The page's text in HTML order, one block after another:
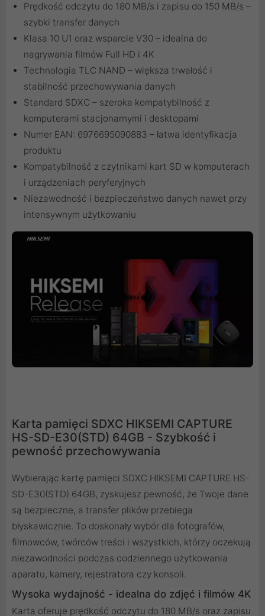
Prędkość odczytu do 180 MB/s i zapisu do 150 MB/s –
szybki transfer danych
Klasa 10 U1 oraz wsparcie V30 – idealna do
nagrywania filmów Full HD i 4K
Technologia TLC NAND – większa trwałość i
stabilność przechowywania danych
Standard SDXC – szeroka kompatybilność z
komputerami stacjonarnymi i desktopami
Numer EAN: 6976695090883 – łatwa identyfikacja
produktu
Kompatybilność z czytnikami kart SD w komputerach
i urządzeniach peryferyjnych
Niezawodność i bezpieczeństwo danych nawet przy
intensywnym użytkowaniu
Karta pamięci SDXC HIKSEMI CAPTURE
HS-SD-E30(STD) 64GB - Szybkość i
pewność przechowywania
Wybierając kartę pamięci SDXC HIKSEMI CAPTURE HS-
SD-E30(STD) 64GB, zyskujesz pewność, że Twoje dane
są bezpieczne, a transfer plików przebiega
błyskawicznie. To doskonały wybór dla fotografów,
filmowców, twórców treści i wszystkich, którzy oczekują
niezawodności podczas codziennego użytkowania
aparatu, kamery, rejestratora czy konsoli.
Wysoka wydajność - idealna do zdjęć i filmów 4K
Karta oferuje prędkość odczytu do 180 MB/s oraz zapisu